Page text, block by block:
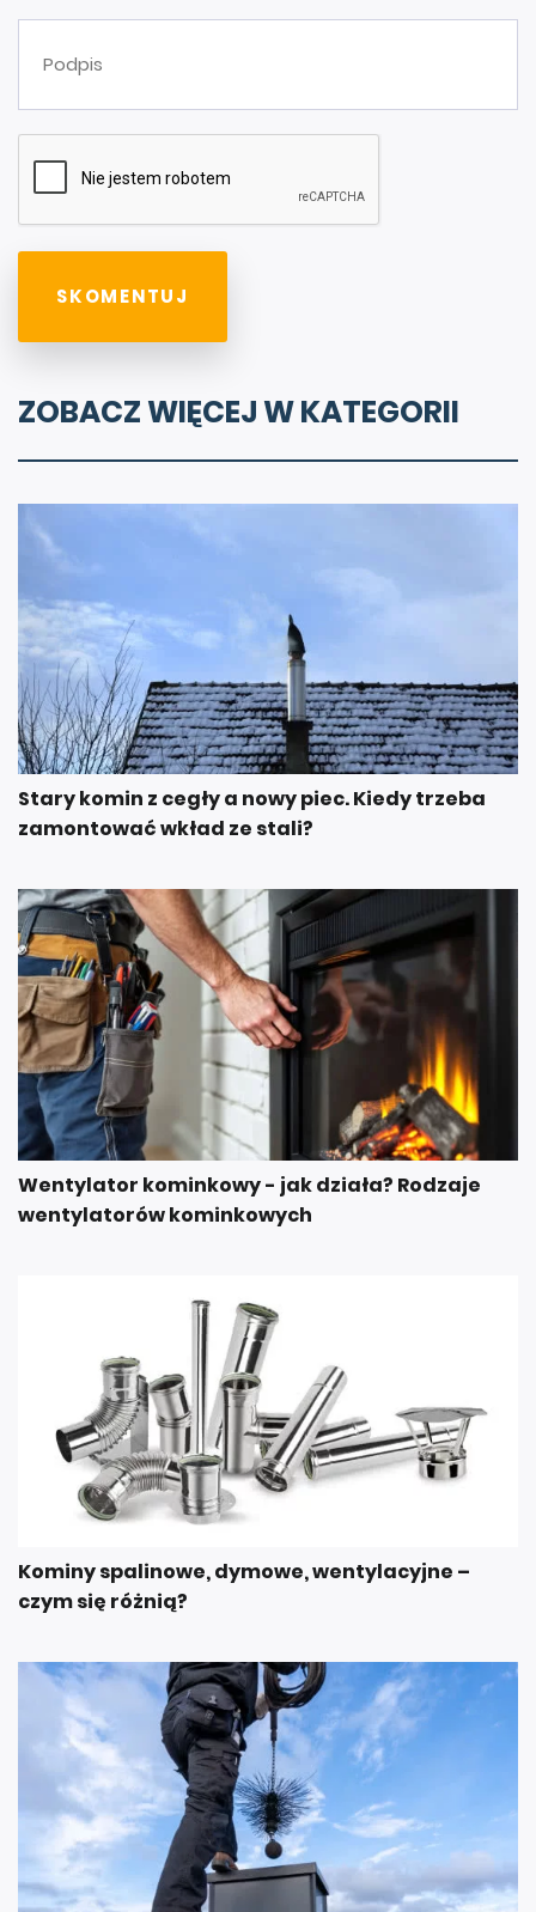
ZOBACZ WIĘCEJ W KATEGORII
Stary komin z cegły a nowy piec. Kiedy trzeba
zamontować wkład ze stali?
Wentylator kominkowy - jak działa? Rodzaje
wentylatorów kominkowych
Kominy spalinowe, dymowe, wentylacyjne –
czym się różnią?